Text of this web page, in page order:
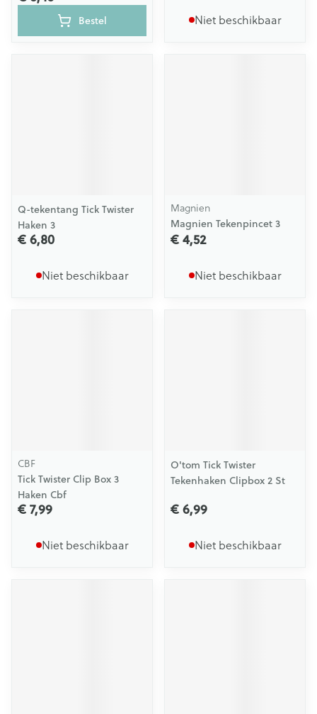
Bestel Niet beschikbaar
Q-tekentang Tick Twister
Haken 3
€ 6,80
Niet beschikbaar
Magnien
Magnien Tekenpincet 3
€ 4,52
Niet beschikbaar
CBF
Tick Twister Clip Box 3
Haken Cbf
€ 7,99
Niet beschikbaar
O'tom Tick Twister
Tekenhaken Clipbox 2 St
€ 6,99
Niet beschikbaar